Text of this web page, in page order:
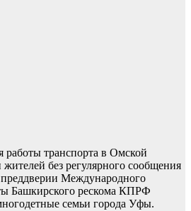
транспорта в Омской
жителей без регулярного сообщения
Международного
Башкирского рескома КПРФ
семьи города Уфы.